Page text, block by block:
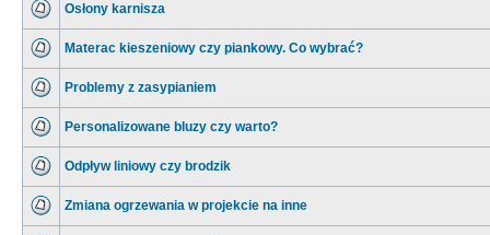
Osłony karnisza
Materac kieszeniowy czy piankowy. Co wybrać?
Problemy z zasypianiem
Personalizowane bluzy czy warto?
Odpływ liniowy czy brodzik
Zmiana ogrzewania w projekcie na inne